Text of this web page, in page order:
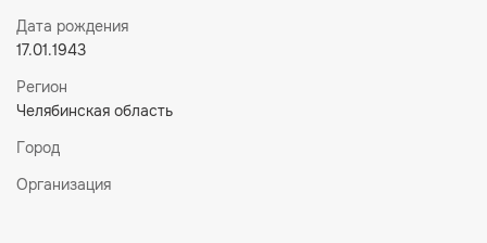
Дата рождения
17.01.1943
Регион
Челябинская область
Город
Организация